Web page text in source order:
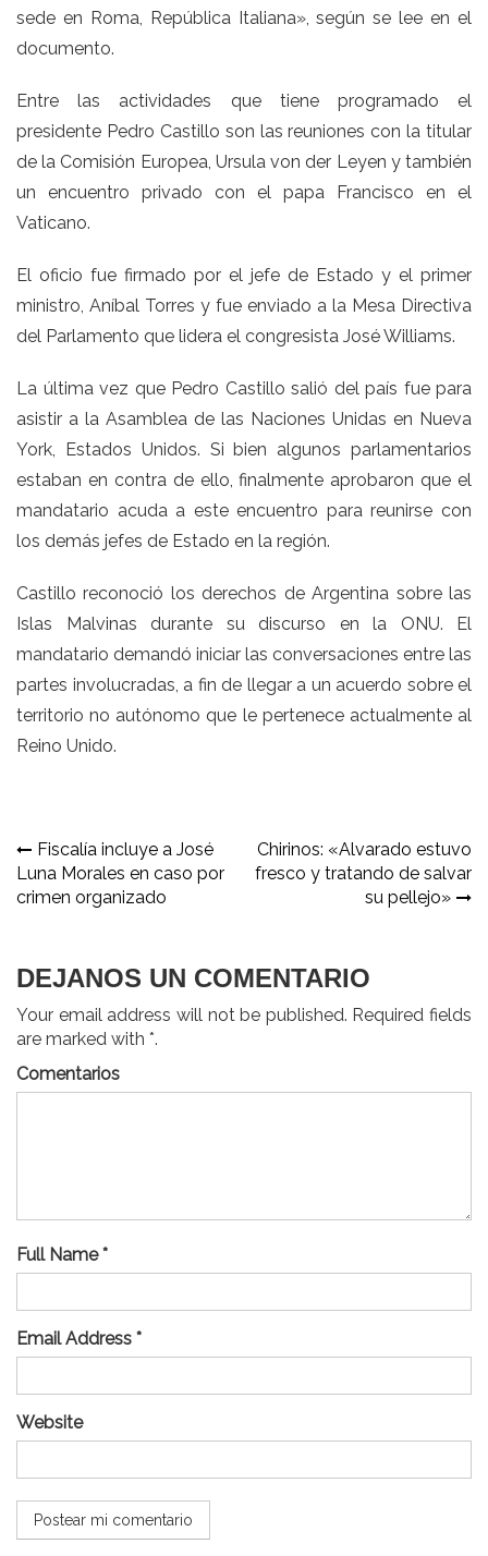
sede en Roma, República Italiana», según se lee en el
documento.
Entre las actividades que tiene programado el
presidente Pedro Castillo son las reuniones con la titular
de la Comisión Europea, Ursula von der Leyen y también
un encuentro privado con el papa Francisco en el
Vaticano.
El oficio fue firmado por el jefe de Estado y el primer
ministro, Aníbal Torres y fue enviado a la Mesa Directiva
del Parlamento que lidera el congresista José Williams.
La última vez que Pedro Castillo salió del país fue para
asistir a la Asamblea de las Naciones Unidas en Nueva
York, Estados Unidos. Si bien algunos parlamentarios
estaban en contra de ello, finalmente aprobaron que el
mandatario acuda a este encuentro para reunirse con
los demás jefes de Estado en la región.
Castillo reconoció los derechos de Argentina sobre las
Islas Malvinas durante su discurso en la ONU. El
mandatario demandó iniciar las conversaciones entre las
partes involucradas, a fin de llegar a un acuerdo sobre el
territorio no autónomo que le pertenece actualmente al
Reino Unido.
Navegación
de
Fiscalía incluye a José
Luna Morales en caso por
crimen organizado
Chirinos: «Alvarado estuvo
fresco y tratando de salvar
su pellejo»
DEJANOS UN COMENTARIO
Your email address will not be published. Required fields
are marked with *.
Comentarios
Full Name *
Email Address *
Website